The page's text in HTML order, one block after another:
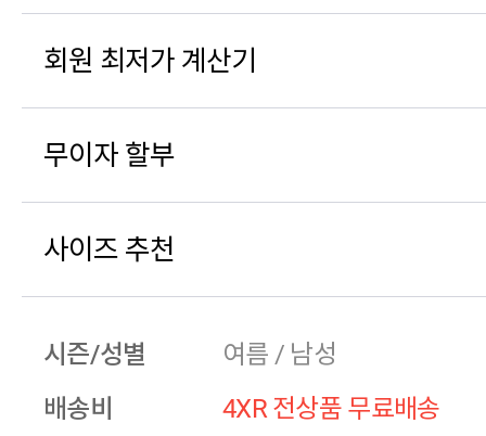
회원 최저가 계산기
무이자 할부
사이즈 추천
시즌/성별
여름 / 남성
배송비
4XR 전상품 무료배송